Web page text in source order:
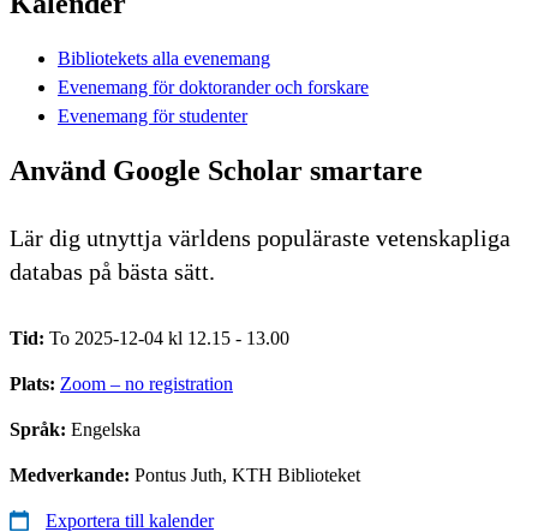
Bibliotekets alla evenemang
Evenemang för doktorander och forskare
Evenemang för studenter
Använd Google Scholar smartare
Lär dig utnyttja världens populäraste vetenskapliga
databas på bästa sätt.
Tid: To 2025-12-04 kl 12.15 - 13.00
Plats: Zoom – no registration
Språk: Engelska
Medverkande: Pontus Juth, KTH Biblioteket
Exportera till kalender